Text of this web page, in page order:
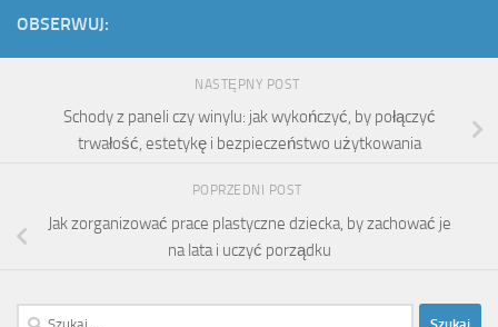
OBSERWUJ:
NASTĘPNY POST
Schody z paneli czy winylu: jak wykończyć, by połączyć
trwałość, estetykę i bezpieczeństwo użytkowania
POPRZEDNI POST
Jak zorganizować prace plastyczne dziecka, by zachować je
na lata i uczyć porządku
Szukaj: